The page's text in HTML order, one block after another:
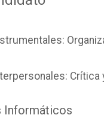
/ mes
Crítica
Informáticos